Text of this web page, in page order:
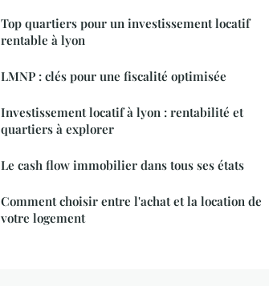
Top quartiers pour un investissement locatif
rentable à lyon
LMNP : clés pour une fiscalité optimisée
Investissement locatif à lyon : rentabilité et
quartiers à explorer
Le cash flow immobilier dans tous ses états
Comment choisir entre l'achat et la location de
votre logement